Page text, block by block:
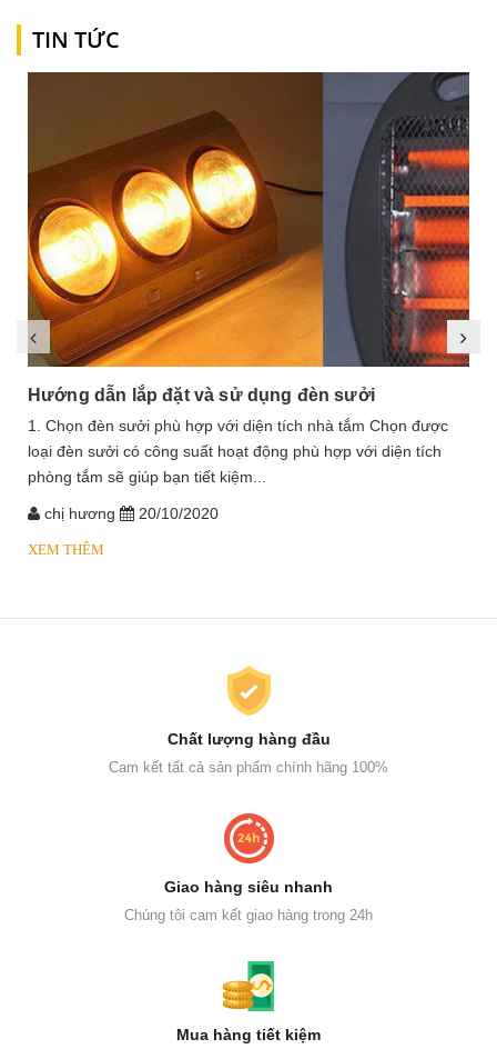
TIN TỨC
Hướng dẫn lắp đặt và sử dụng đèn sưởi
1. Chọn đèn sưởi phù hợp với diện tích nhà tắm Chọn được
loại đèn sưởi có công suất hoạt động phù hợp với diện tích
phòng tắm sẽ giúp bạn tiết kiệm...
chị hương 20/10/2020
XEM THÊM
Chất lượng hàng đầu
Cam kết tất cả sản phẩm chính hãng 100%
Giao hàng siêu nhanh
Chúng tôi cam kết giao hàng trong 24h
Mua hàng tiết kiệm